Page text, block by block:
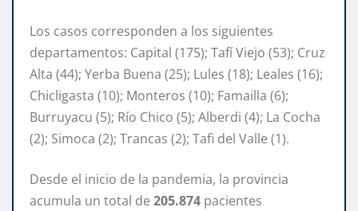
Los casos corresponden a los siguientes
departamentos: Capital (175); Tafí Viejo (53); Cruz
Alta (44); Yerba Buena (25); Lules (18); Leales (16);
Chicligasta (10); Monteros (10); Famailla (6);
Burruyacu (5); Río Chico (5); Alberdi (4); La Cocha
(2); Simoca (2); Trancas (2); Tafi del Valle (1).
Desde el inicio de la pandemia, la provincia
acumula un total de 205.874 pacientes